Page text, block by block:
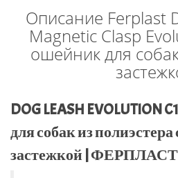
Описание Ferplast
Magnetic Clasp
ошейник для
DOG LEASH
для собак из
застежкой | ФЕРПЛАСТ